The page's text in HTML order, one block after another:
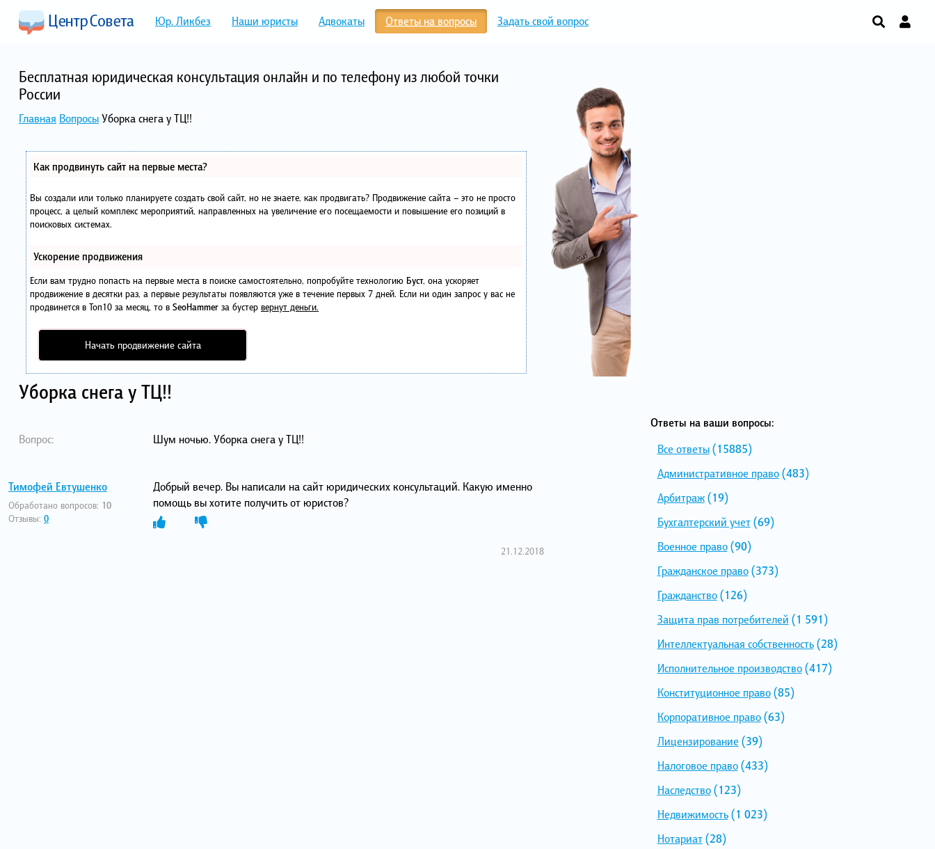
Юр. Ликбез Наши юристы Адвокаты Ответы на вопросы Задать свой вопрос
Бесплатная юридическая консультация онлайн и по телефону из любой точки
России
Главная ВопросыУборка снега у ТЦ!!
Как продвинуть сайт на первые места?
Вы создали или только планируете создать свой сайт, но не знаете, как продвигать? Продвижение сайта – это не просто
процесс, а целый комплекс мероприятий, направленных на увеличение его посещаемости и повышение его позиций в
поисковых системах.
Ускорение продвижения
Если вам трудно попасть на первые места в поиске самостоятельно, попробуйте технологию Буст, она ускоряет
продвижение в десятки раз, а первые результаты появляются уже в течение первых 7 дней. Если ни один запрос у вас не
продвинется в Топ10 за месяц, то в SeoHammer за бустер вернут деньги.
Начать продвижение сайта
Уборка снега у ТЦ!!
Вопрос: Шум ночью. Уборка снега у ТЦ!!
Тимофей Евтушенко
Обработано вопросов: 10
Отзывы: 0
Добрый вечер. Вы написали на сайт юридических консультаций. Какую именно
помощь вы хотите получить от юристов?
21.12.2018
Ответы на ваши вопросы:
Все ответы(15885)
Административное право(483)
Арбитраж(19)
Бухгалтерский учет(69)
Военное право(90)
Гражданское право(373)
Гражданство(126)
Защита прав потребителей (1 591)
Интеллектуальная собственность(28)
Исполнительное производство(417)
Конституционное право(85)
Корпоративное право(63)
Лицензирование (39)
Налоговое право(433)
Наследство(123)
Недвижимость(1 023)
Нотариат(28)